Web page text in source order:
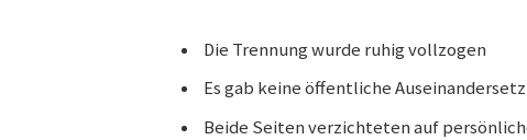
Die Trennung wurde ruhig vollzogen
Es gab keine öffentliche
Beide Seiten verzichteten auf